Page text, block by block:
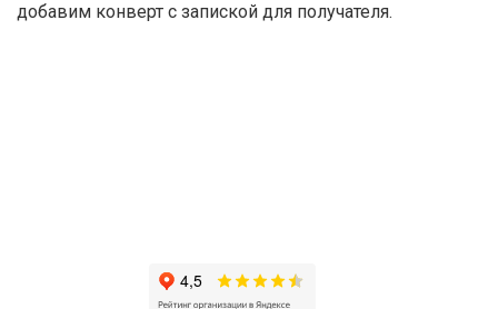
добавим конверт с запиской для получателя.